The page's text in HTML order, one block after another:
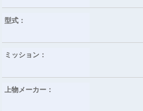
型式：
ミッション：
上物メーカー：